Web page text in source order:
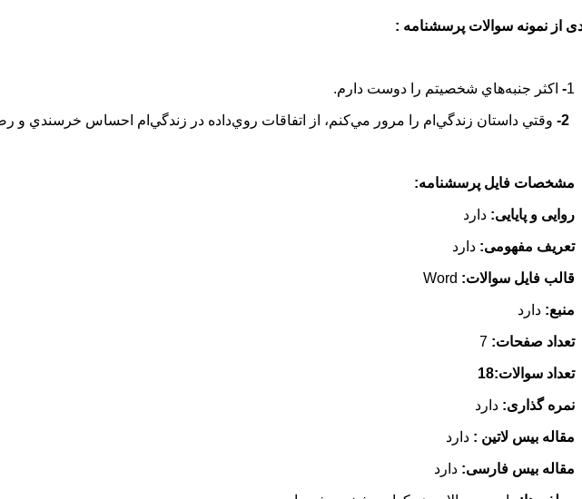
از نمونه سوالات پرسشنامه :
1
- اكثر جنبه‌هاي شخصيتم را دوست دارم.
2- وقتي داستان زندگي‌ام را مرور مي‌كنم، از اتفاقات روي‌داده در زندگي‌ام احساس خرسندي و
مشخصات فایل پرسشنامه:
روایی و پایایی: دارد
تعریف مفهومی: دارد
قالب فایل سوالات: Word
منبع: دارد
تعداد صفحات:
تعداد سوالات:18
نمره گذاری: دارد
مقاله بیس لاتین : دارد
مقاله بیس فارسی: دارد